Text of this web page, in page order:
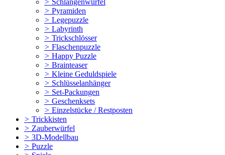
> Schlangenwürfel
> Pyramiden
> Legepuzzle
> Labyrinth
> Trickschlösser
> Flaschenpuzzle
> Happy Puzzle
> Brainteaser
> Kleine Geduldspiele
> Schlüsselanhänger
> Set-Packungen
> Geschenksets
> Einzelstücke / Restposten
> Trickkisten
> Zauberwürfel
> 3D-Modellbau
> Puzzle